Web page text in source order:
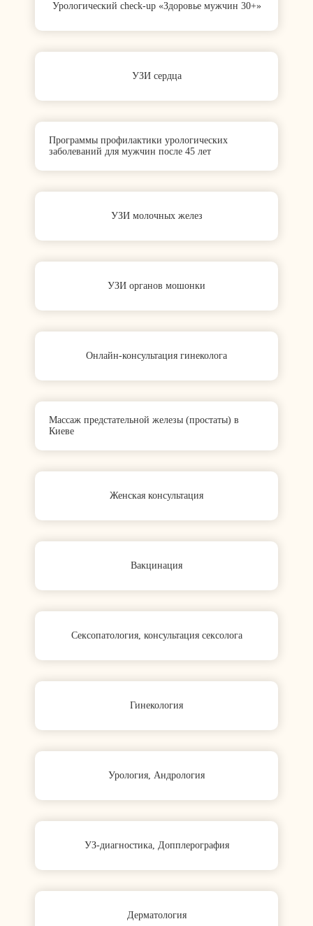
Урологический check‑up «Здоровье мужчин 30+»
УЗИ сердца
Программы профилактики урологических
заболеваний для мужчин после 45 лет
УЗИ молочных желез
УЗИ органов мошонки
Онлайн-консультация гинеколога
Массаж предстательной железы (простаты) в
Киеве
Женская консультация
Вакцинация
Сексопатология, консультация сексолога
Гинекология
Урология, Андрология
УЗ-диагностика, Допплерография
Дерматология